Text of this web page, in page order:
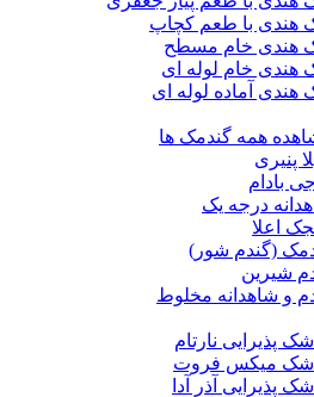
هندی با طعم کچاپ
هندی خام مسطح
هندی خام لوله ای
هندی آماده لوله ای
همه گندمک ها
پنیری
بادام
درجه یک
اعلا
(گندم شور)
شیرین
و شاهدانه مخلوط
پذیرایی نارتام
میکس فروت
پذیرایی آذر آدا